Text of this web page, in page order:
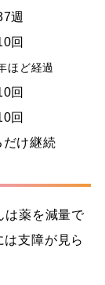
週
回
ほど経過
回
回
だけ継続
は薬を減量で
支障が見ら